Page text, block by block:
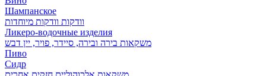
Шампанское
וודקות וודקות מיוחדות
Ликеро-водочные изделия
משקאות בירה ובירה, סיידר, פויר, יין דבש
Пиво
Сидр